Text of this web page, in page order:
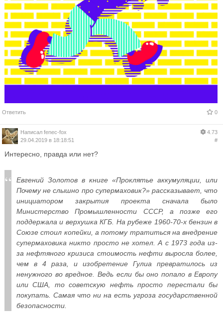
Ответить 0
Написал fenec-fox
29.04.2019 в 18:18:51
4.73
#
Интересно, правда или нет?
Евгений Золотов в книге «Проклятье аккумуляции, или
Почему не слышно про супермаховик?» рассказывает, что
инициатором закрытия проекта сначала было
Министерство Промышленности СССР, а позже его
поддержала и верхушка КГБ. На рубеже 1960-70-х бензин в
Союзе стоил копейки, а потому тратиться на внедрение
супермаховика никто просто не хотел. А с 1973 года из-
за нефтяного кризиса стоимость нефти выросла более,
чем в 4 раза, и изобретение Гулиа превратилось из
ненужного во вредное. Ведь если бы оно попало в Европу
или США, то советскую нефть просто перестали бы
покупать. Самая что ни на есть угроза государственной
безопасности.